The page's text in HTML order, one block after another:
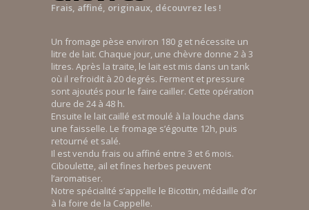
Frais, affiné, originaux, découvrez les !
Un fromage pèse environ 180 g et nécessite un
litre de lait. Chaque jour, une chèvre donne 2 à 3
litres. Après la traite, le lait est mis dans un tank
où il refroidit à 20 degrés. Ferment et pressure
sont ajoutés pour le faire cailler. Cette opération
dure de 24 à 48 h.
Ensuite le lait caillé est moulé à la louche dans
une faisselle. Le fromage s’égoutte 12h, puis
retourné et salé.
Il est vendu frais ou affiné entre 3 et 6 mois.
Ciboulette, ail et fines herbes peuvent
l’aromatiser.
Notre spécialité s’appelle le Bicottin, médaille d’or
à la foire de la Cappelle.